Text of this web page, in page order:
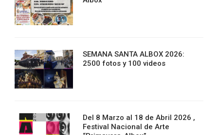
SEMANA SANTA ALBOX 2026:
2500 fotos y 100 videos
Del 8 Marzo al 18 de Abril 2026 ,
Festival Nacional de Arte